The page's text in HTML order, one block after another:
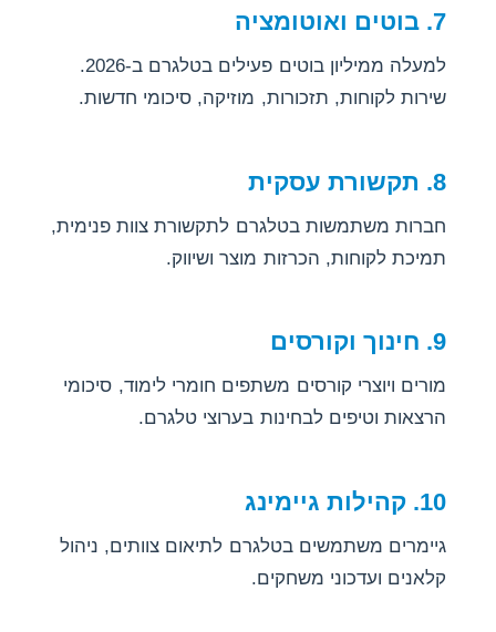
7. בוטים ואוטומציה
למעלה ממיליון בוטים פעילים בטלגרם ב-2026.
שירות לקוחות, תזכורות, מוזיקה, סיכומי חדשות.
8. תקשורת עסקית
חברות משתמשות בטלגרם לתקשורת צוות פנימית,
תמיכת לקוחות, הכרזות מוצר ושיווק.
9. חינוך וקורסים
מורים ויוצרי קורסים משתפים חומרי לימוד, סיכומי
הרצאות וטיפים לבחינות בערוצי טלגרם.
10. קהילות גיימינג
גיימרים משתמשים בטלגרם לתיאום צוותים, ניהול
קלאנים ועדכוני משחקים.